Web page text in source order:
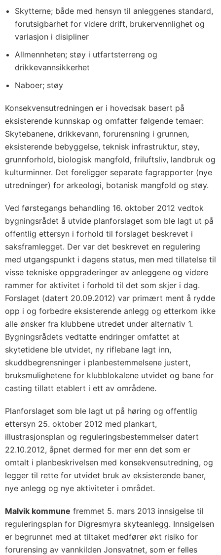
Skytterne; både med hensyn til anleggenes standard,
forutsigbarhet for videre drift, brukervennlighet og
variasjon i disipliner
Allmennheten; støy i utfartsterreng og
drikkevannsikkerhet
Naboer; støy
Konsekvensutredningen er i hovedsak basert på
eksisterende kunnskap og omfatter følgende temaer:
Skytebanene, drikkevann, forurensning i grunnen,
eksisterende bebyggelse, teknisk infrastruktur, støy,
grunnforhold, biologisk mangfold, friluftsliv, landbruk og
kulturminner. Det foreligger separate fagrapporter (nye
utredninger) for arkeologi, botanisk mangfold og støy.
Ved førstegangs behandling 16. oktober 2012 vedtok
bygningsrådet å utvide planforslaget som ble lagt ut på
offentlig ettersyn i forhold til forslaget beskrevet i
saksframlegget. Der var det beskrevet en regulering
med utgangspunkt i dagens status, men med tillatelse til
visse tekniske oppgraderinger av anleggene og videre
rammer for aktivitet i forhold til det som skjer i dag.
Forslaget (datert 20.09.2012) var primært ment å rydde
opp i og forbedre eksisterende anlegg og etterkom ikke
alle ønsker fra klubbene utredet under alternativ 1.
Bygningsrådets vedtatte endringer omfattet at
skytetidene ble utvidet, ny riflebane lagt inn,
skuddbegrensninger i planbestemmelsene justert,
bruksmulighetene for klubblokalene utvidet og bane for
casting tillatt etablert i ett av områdene.
Planforslaget som ble lagt ut på høring og offentlig
ettersyn 25. oktober 2012 med plankart,
illustrasjonsplan og reguleringsbestemmelser datert
22.10.2012, åpnet dermed for mer enn det som er
omtalt i planbeskrivelsen med konsekvensutredning, og
legger til rette for utvidet bruk av eksisterende baner,
nye anlegg og nye aktiviteter i området.
Malvik kommune fremmet 5. mars 2013 innsigelse til
reguleringsplan for Digresmyra skyteanlegg. Innsigelsen
er begrunnet med at tiltaket medfører økt risiko for
forurensing av vannkilden Jonsvatnet, som er felles